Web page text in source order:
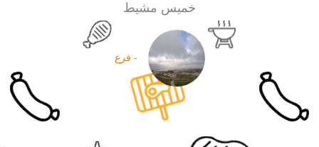
خميس مشيط
- فرع